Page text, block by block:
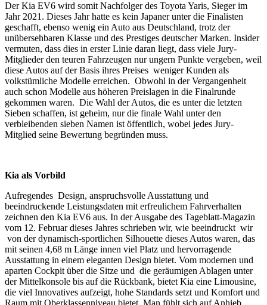
Der Kia EV6 wird somit Nachfolger des Toyota Yaris, Sieger im
Jahr 2021. Dieses Jahr hatte es kein Japaner unter die Finalisten
geschafft, ebenso wenig ein Auto aus Deutschland, trotz der
unübersehbaren Klasse und des Prestiges deutscher Marken. Insider
vermuten, dass dies in erster Linie daran liegt, dass viele Jury-
Mitglieder den teuren Fahrzeugen nur ungern Punkte vergeben, weil
diese Autos auf der Basis ihres Preises weniger Kunden als
volkstümliche Modelle erreichen. Obwohl in der Vergangenheit
auch schon Modelle aus höheren Preislagen in die Finalrunde
gekommen waren. Die Wahl der Autos, die es unter die letzten
Sieben schaffen, ist geheim, nur die finale Wahl unter den
verbleibenden sieben Namen ist öffentlich, wobei jedes Jury-
Mitglied seine Bewertung begründen muss.
Kia als Vorbild
Aufregendes Design, anspruchsvolle Ausstattung und
beeindruckende Leistungsdaten mit erfreulichem Fahrverhalten
zeichnen den Kia EV6 aus. In der Ausgabe des Tageblatt-Magazin
vom 12. Februar dieses Jahres schrieben wir, wie beeindruckt wir
von der dynamisch-sportlichen Silhouette dieses Autos waren, das
mit seinen 4,68 m Länge innen viel Platz und hervorragende
Ausstattung in einem eleganten Design bietet. Vom modernen und
aparten Cockpit über die Sitze und die geräumigen Ablagen unter
der Mittelkonsole bis auf die Rückbank, bietet Kia eine Limousine,
die viel Innovatives aufzeigt, hohe Standards setzt und Komfort und